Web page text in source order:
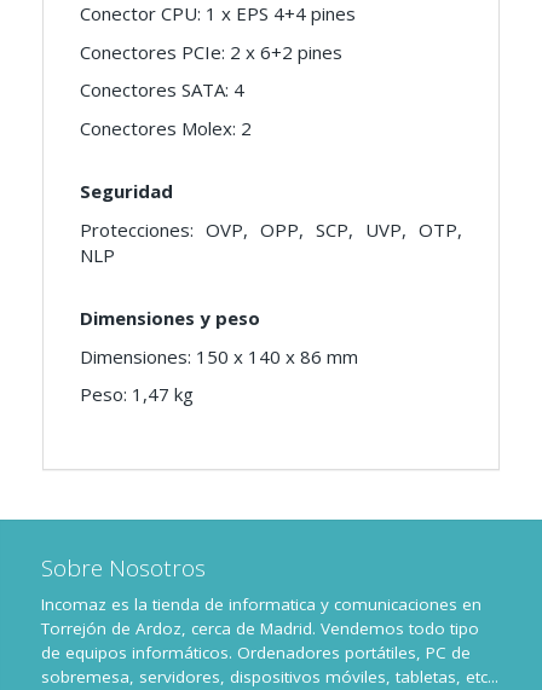
Conector CPU: 1 x EPS 4+4 pines
Conectores PCIe: 2 x 6+2 pines
Conectores SATA: 4
Conectores Molex: 2
Seguridad
Protecciones: OVP, OPP, SCP, UVP, OTP,
NLP
Dimensiones y peso
Dimensiones: 150 x 140 x 86 mm
Peso: 1,47 kg
Sobre Nosotros
Incomaz es la tienda de informatica y comunicaciones en
Torrejón de Ardoz, cerca de Madrid. Vendemos todo tipo
de equipos informáticos. Ordenadores portátiles, PC de
sobremesa, servidores, dispositivos móviles, tabletas, etc...